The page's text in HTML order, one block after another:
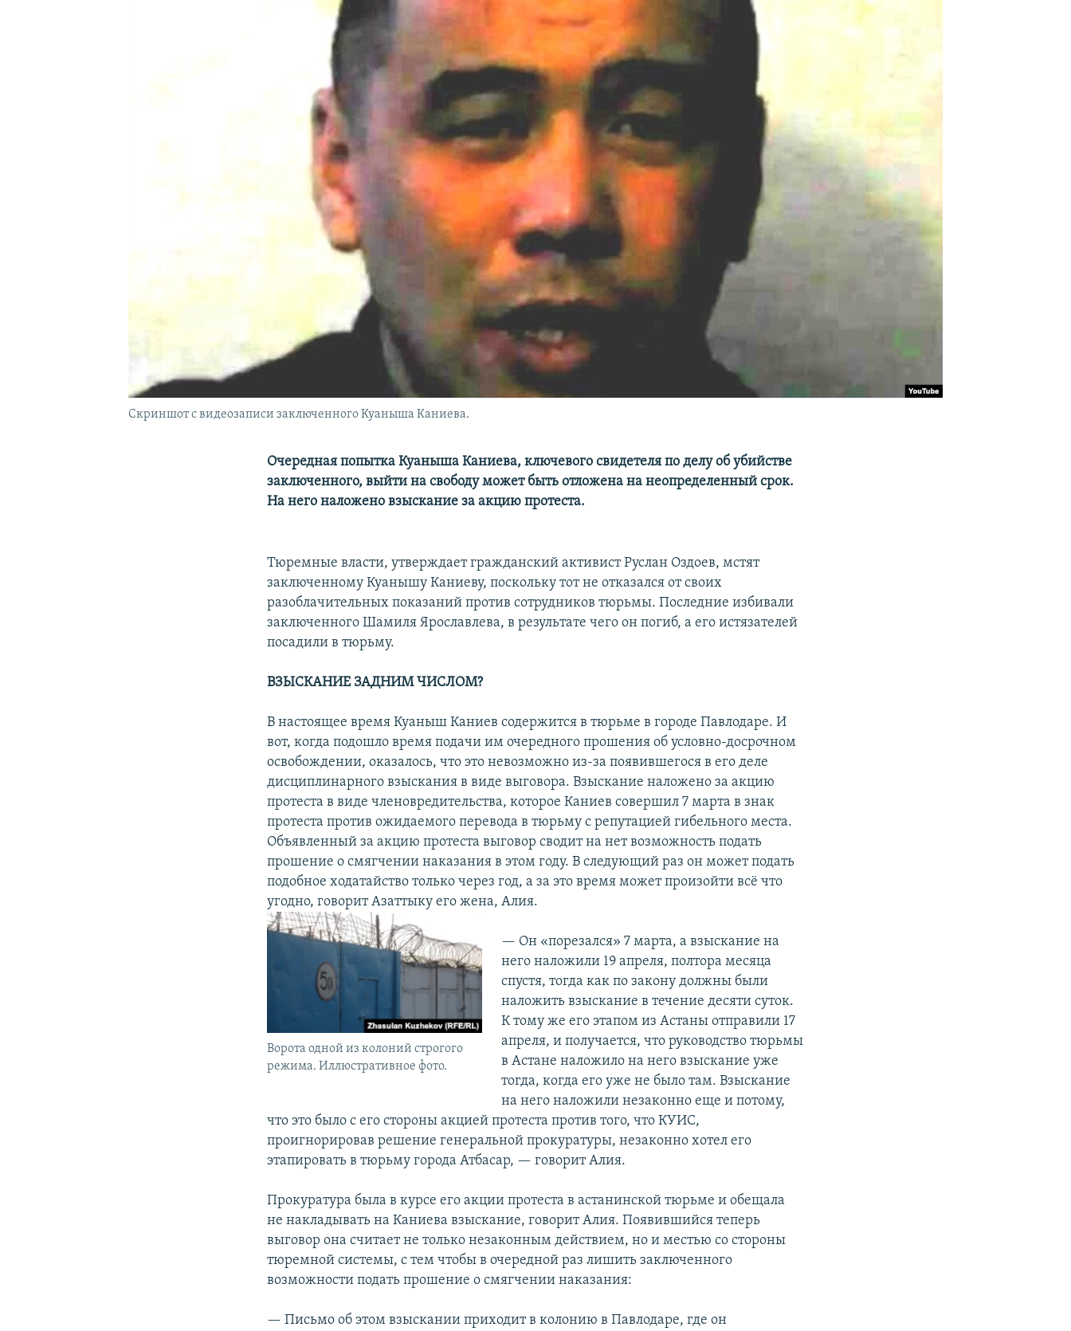
Скриншот с видеозаписи заключенного Куаныша Каниева.
Очередная попытка Куаныша Каниева, ключевого свидетеля по делу об убийстве
заключенного, выйти на свободу может быть отложена на неопределенный срок.
На него наложено взыскание за акцию протеста.
Тюремные власти, утверждает гражданский активист Руслан Оздоев, мстят
заключенному Куанышу Каниеву, поскольку тот не отказался от своих
разоблачительных показаний против сотрудников тюрьмы. Последние избивали
заключенного Шамиля Ярославлева, в результате чего он погиб, а его истязателей
посадили в тюрьму.
ВЗЫСКАНИЕ ЗАДНИМ ЧИСЛОМ?
В настоящее время Куаныш Каниев содержится в тюрьме в городе Павлодаре. И
вот, когда подошло время подачи им очередного прошения об условно-досрочном
освобождении, оказалось, что это невозможно из-за появившегося в его деле
дисциплинарного взыскания в виде выговора. Взыскание наложено за акцию
протеста в виде членовредительства, которое Каниев совершил 7 марта в знак
протеста против ожидаемого перевода в тюрьму с репутацией гибельного места.
Объявленный за акцию протеста выговор сводит на нет возможность подать
прошение о смягчении наказания в этом году. В следующий раз он может подать
подобное ходатайство только через год, а за это время может произойти всё что
угодно, говорит Азаттыку его жена, Алия.
Ворота одной из колоний строгого
режима. Иллюстративное фото.
— Он «порезался» 7 марта, а взыскание на
него наложили 19 апреля, полтора месяца
спустя, тогда как по закону должны были
наложить взыскание в течение десяти суток.
К тому же его этапом из Астаны отправили 17
апреля, и получается, что руководство тюрьмы
в Астане наложило на него взыскание уже
тогда, когда его уже не было там. Взыскание
на него наложили незаконно еще и потому,
что это было с его стороны акцией протеста против того, что КУИС,
проигнорировав решение генеральной прокуратуры, незаконно хотел его
этапировать в тюрьму города Атбасар, — говорит Алия.
Прокуратура была в курсе его акции протеста в астанинской тюрьме и обещала
не накладывать на Каниева взыскание, говорит Алия. Появившийся теперь
выговор она считает не только незаконным действием, но и местью со стороны
тюремной системы, с тем чтобы в очередной раз лишить заключенного
возможности подать прошение о смягчении наказания:
— Письмо об этом взыскании приходит в колонию в Павлодаре, где он